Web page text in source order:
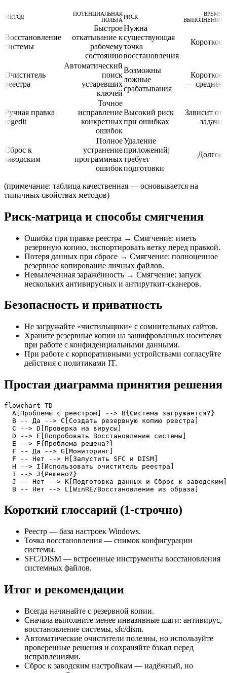
МЕТОД
ПОТЕНЦИАЛЬНАЯ
ПОЛЬЗА РИСК
ВРЕМЯ
ВЫПОЛНЕНИЯ
Восстановление
системы
Быстрое
откатывание к
рабочему
состоянию
Нужна
существующая
точка
восстановления
Короткое
Очиститель
реестра
Автоматический
поиск
устаревших
ключей
Возможны
ложные
срабатывания
Короткое
— среднее
Ручная правка
regedit
Точное
исправление
конкретных
ошибок
Высокий риск
при ошибках
Зависит от
задачи
Сброс к
заводским
Полное
устранение
программных
ошибок
Удаление
приложений;
требует
подготовки
Долгое
(примечание: таблица качественная — основывается на
типичных свойствах методов)
Риск‑матрица и способы смягчения
Ошибка при правке реестра → Смягчение: иметь
резервную копию, экспортировать ветку перед правкой.
Потеря данных при сбросе → Смягчение: полноценное
резервное копирование личных файлов.
Невылеченная заражённость → Смягчение: запуск
нескольких антивирусных и антируткит-сканеров.
Безопасность и приватность
Не загружайте «чистильщики» с сомнительных сайтов.
Храните резервные копии на зашифрованных носителях
при работе с конфиденциальными данными.
При работе с корпоративными устройствами согласуйте
действия с политиками IT.
Простая диаграмма принятия решения
flowchart TD
  A[Проблемы с реестром] --> B{Система загружается?}
  B -- Да --> C[Создать резервную копию реестра]
  C --> D[Проверка на вирусы]
  D --> E[Попробовать Восстановление системы]
  E --> F{Проблема решена?}
  F -- Да --> G[Мониторинг]
  F -- Нет --> H[Запустить SFC и DISM]
  H --> I[Использовать очиститель реестра]
  I --> J{Решено?}
  J -- Нет --> K[Подготовка данных и Сброс к заводским]
  B -- Нет --> L[WinRE/Восстановление из образа]
Короткий глоссарий (1‑строчно)
Реестр — база настроек Windows.
Точка восстановления — снимок конфигурации
системы.
SFC/DISM — встроенные инструменты восстановления
системных файлов.
Итог и рекомендации
Всегда начинайте с резервной копии.
Сначала выполните менее инвазивные шаги: антивирус,
восстановление системы, sfc/dism.
Автоматические очистители полезны, но используйте
проверенные решения и сохраняйте бэкап перед
исправлениями.
Сброс к заводским настройкам — надёжный, но